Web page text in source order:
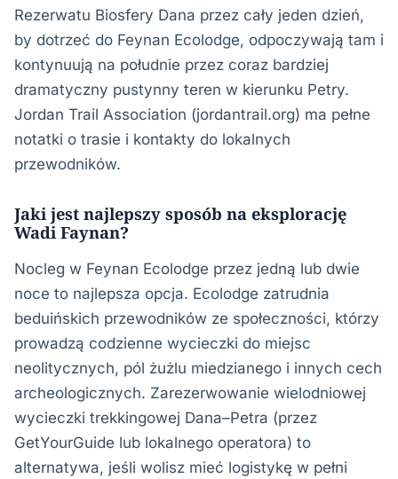
Rezerwatu Biosfery Dana przez cały jeden dzień,
by dotrzeć do Feynan Ecolodge, odpoczywają tam i
kontynuują na południe przez coraz bardziej
dramatyczny pustynny teren w kierunku Petry.
Jordan Trail Association (jordantrail.org) ma pełne
notatki o trasie i kontakty do lokalnych
przewodników.
Jaki jest najlepszy sposób na eksplorację
Wadi Faynan?
Nocleg w Feynan Ecolodge przez jedną lub dwie
noce to najlepsza opcja. Ecolodge zatrudnia
beduińskich przewodników ze społeczności, którzy
prowadzą codzienne wycieczki do miejsc
neolitycznych, pól żużlu miedzianego i innych cech
archeologicznych. Zarezerwowanie wielodniowej
wycieczki trekkingowej Dana–Petra (przez
GetYourGuide lub lokalnego operatora) to
alternatywa, jeśli wolisz mieć logistykę w pełni